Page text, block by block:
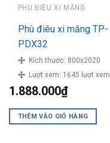
PHÙ ĐIÊU XI MĂNG
Phù điêu xi măng TP-
PDX32
Kích thước: 800x2020
Lượt xem: 1645 lượt xem
1.888.000₫
THÊM VÀO GIỎ HÀNG